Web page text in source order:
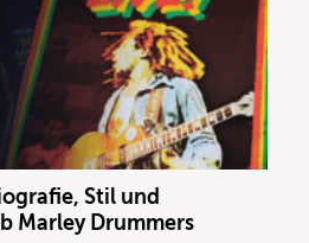
Stil und
Marley Drummers